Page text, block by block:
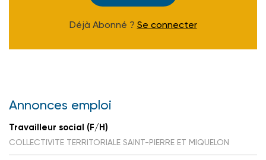
Déjà Abonné ? Se connecter
Annonces emploi
Travailleur social (F/H)
COLLECTIVITE TERRITORIALE SAINT-PIERRE ET MIQUELON